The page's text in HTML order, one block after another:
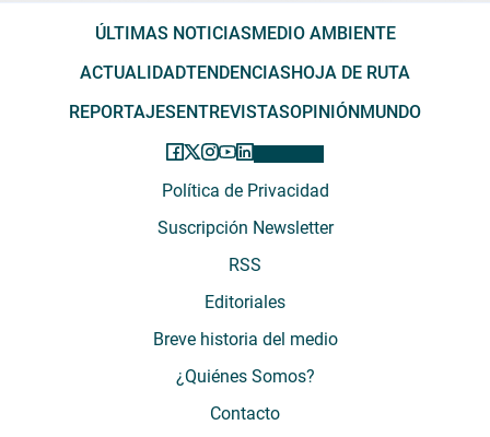
ÚLTIMAS NOTICIAS MEDIO AMBIENTE
ACTUALIDADTENDENCIAS HOJA DE RUTA
REPORTAJES ENTREVISTASOPINIÓN MUNDO
Política de Privacidad
Suscripción Newsletter
RSS
Editoriales
Breve historia del medio
¿Quiénes Somos?
Contacto